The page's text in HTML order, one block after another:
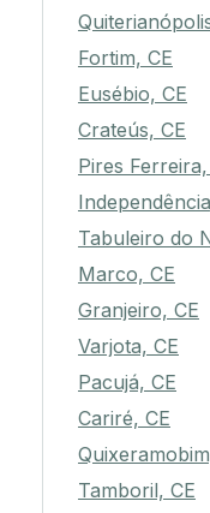
Fortim, CE
Eusébio, CE
Crateús, CE
Pires Ferreira,
Tabuleiro do
Marco, CE
Granjeiro, CE
Varjota, CE
Pacujá, CE
Cariré, CE
Tamboril, CE